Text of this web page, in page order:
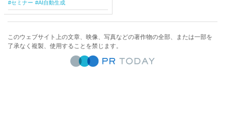
セミナー
AI自動生成
このウェブサイト上の文章、映像、写真などの著作物の全部、または一部を
了承なく複製、使用することを禁じます。